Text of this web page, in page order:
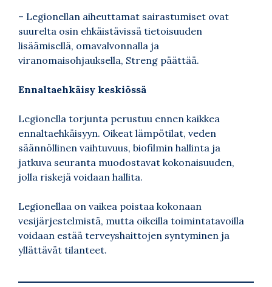
– Legionellan aiheuttamat sairastumiset ovat
suurelta osin ehkäistävissä tietoisuuden
lisäämisellä, omavalvonnalla ja
viranomaisohjauksella, Streng päättää.
Ennaltaehkäisy keskiössä
Legionella torjunta perustuu ennen kaikkea
ennaltaehkäisyyn. Oikeat lämpötilat, veden
säännöllinen vaihtuvuus, biofilmin hallinta ja
jatkuva seuranta muodostavat kokonaisuuden,
jolla riskejä voidaan hallita.
Legionellaa on vaikea poistaa kokonaan
vesijärjestelmistä, mutta oikeilla toimintatavoilla
voidaan estää terveyshaittojen syntyminen ja
yllättävät tilanteet.